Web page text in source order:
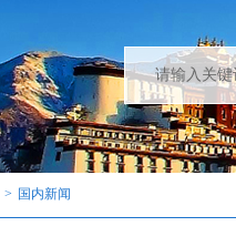
> 国内新闻